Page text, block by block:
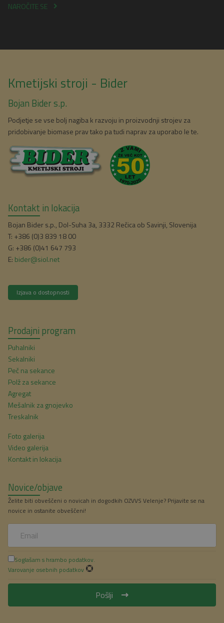
NAROČITE SE
Kmetijski stroji - Bider
Bojan Bider s.p.
Podjetje se vse bolj nagiba k razvoju in proizvodnji strojev za
pridobivanje biomase prav tako pa tudi naprav za uporabo le te.
Kontakt in lokacija
Bojan Bider s.p., Dol-Suha 3a, 3332 Rečica ob Savinji, Slovenija
T: +386 (0)3 839 18 00
G: +386 (0)41 647 793
E: bider@siol.net
Izjava o dostopnosti
Prodajni program
Puhalniki
Sekalniki
Peč na sekance
Polž za sekance
Agregat
Mešalnik za gnojevko
Treskalnik
Foto galerija
Video galerija
Kontakt in lokacija
Novice/objave
Želite biti obveščeni o novicah in dogodkih OZVVS Velenje? Prijavite se na
novice in ostanite obveščeni!
Soglašam s hrambo podatkov.
Varovanje osebnih podatkov
Pošlji